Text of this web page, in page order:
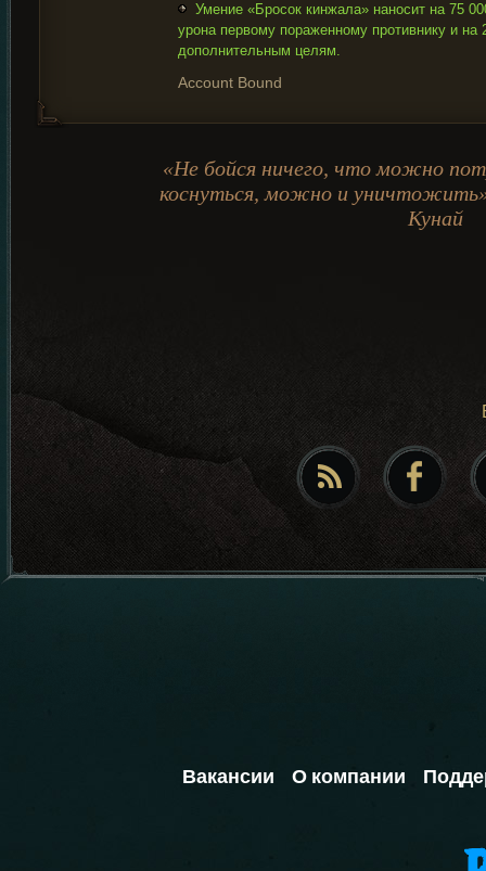
Умение «Бросок кинжала» наносит на 75
урона первому пораженному противнику и
дополнительным целям.
Account Bound
«Не бойся ничего, что можно
коснуться, можно и
Кунай